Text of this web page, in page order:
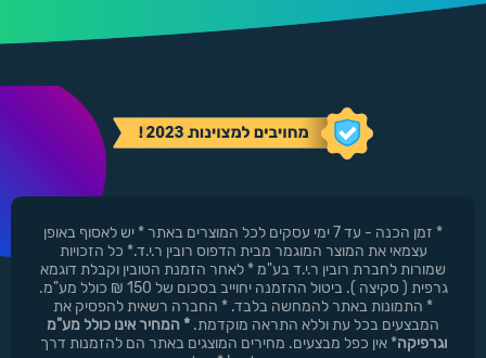
* זמן הכנה - עד 7 ימי עסקים לכל המוצרים באתר * יש לאסוף באופן
עצמאי את המוצר המוגמר מבית הדפוס רובין ר.י.ד.* כל הזכויות
שמורות לחברת רובין ר.י.ד בע"מ * לאחר הזמנת הטובין וקבלת דוגמא
גרפית ( סקיצה ). ביטול ההזמנה יחוייב בסכום של 150 ₪ כולל מע"מ.
* התמונות באתר להמחשה בלבד. * החברה רשאית להפסיק את
המבצעים בכל עת וללא התראה מוקדמת. * המחיר אינו כולל מע"מ
וגרפיקה* אין כפל מבצעים. מחירים המוצגים באתר הם להזמנות דרך